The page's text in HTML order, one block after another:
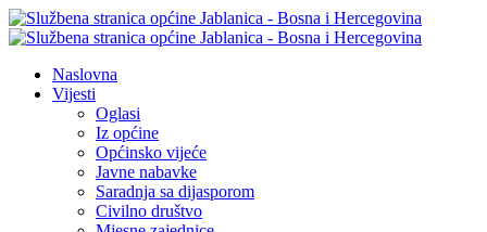
Naslovna
Vijesti
Oglasi
Iz općine
Općinsko vijeće
Javne nabavke
Saradnja sa dijasporom
Civilno društvo